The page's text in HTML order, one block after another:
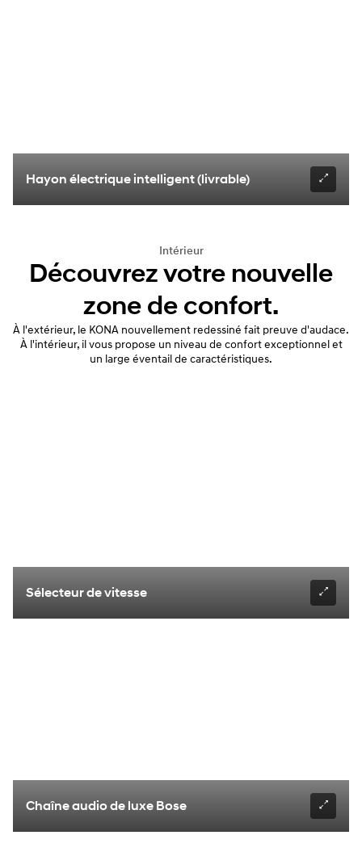
Hayon électrique intelligent (livrable)
Intérieur
Découvrez votre nouvelle
zone de confort.
À l'extérieur, le KONA nouvellement redessiné fait preuve d'audace.
À l'intérieur, il vous propose un niveau de confort exceptionnel et
un large éventail de caractéristiques.
Sélecteur de vitesse
Chaîne audio de luxe Bose